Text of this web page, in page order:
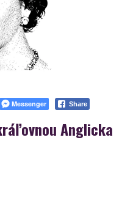
Messenger Share
Anglicka